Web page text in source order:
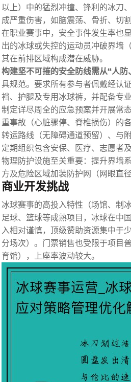
以上）中的猛烈冲撞、锋利的冰刀
成严重伤害，如脑震荡、骨折、切
在职业赛事中，安全事件发生率也
出的冰球或失控的运动员冲破界墙
其在前排区域构成潜在威胁。
构建坚不可摧的安全防线需从“人防
具规范。要求所有参与者佩戴经认
裆、护腿及专用冰球裤，并配备专
制定详尽周全的应急预案并开展常
重事故（心脏骤停、脊椎损伤）的
转运路线（无障碍通道预留）、与
定期组织包含安保、医疗、志愿者
物理防护设施至关重要：提升界墙
方及危险区域加装防护网（网眼直
商业开发挑战
冰球赛事的高投入特性（场馆、制
足球、篮球等成熟项目，冰球在中
入相对谨慎，顶级赞助资源集中于
分场次）。门票销售也受限于项目
育馆），上座率波动较大。